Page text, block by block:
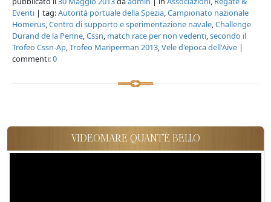
Eventi | tag:Autorità portuale della Spezia,Campionato nazionale
Homerus,Centro di supporto e sperimentazione navale,Challenge
Durand de la Penne,Cssn, match race per non vedenti,secondo il
Trofeo Cssn-Ap,Trofeo Mariperman 2013,Vele d'epoca dell'Aive |
commenti:0
VIDEOMARE QUANT'È BELLO